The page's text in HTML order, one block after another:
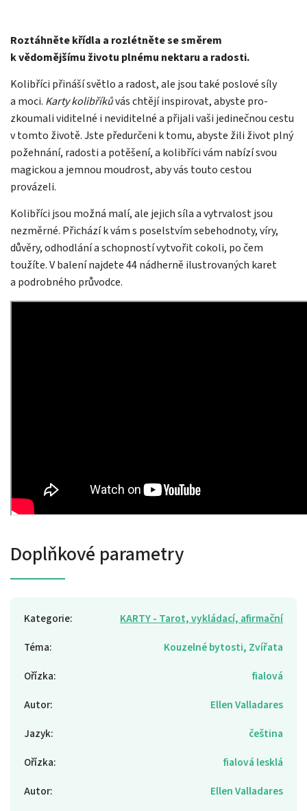
Roztáhněte křídla a rozlétněte se směrem
k vědomějšímu životu plnému nektaru a radosti.
Kolibříci přináší světlo a radost, ale jsou také poslové síly
a moci. Karty kolibříkůvás chtějí inspirovat, abyste pro­
zkoumali viditelné i neviditelné a přijali vaši jedinečnou cestu
v tomto životě. Jste předurčeni k tomu, abyste žili život plný
požehnání, radosti a potěšení, a kolibříci vám nabízí svou
magickou a jemnou moudrost, aby vás touto cestou
provázeli.
Kolibříci jsou možná malí, ale jejich síla a vytrvalost jsou
nezměrné. Přichází k vám s poselstvím sebehodnoty, víry,
důvěry, odhodlání a schopností vytvořit cokoli, po čem
toužíte. V balení najdete 44 nádherně ilustrovaných karet
a podrobného průvodce.
Doplňkové parametry
Kategorie:
KARTY - Tarot, vykládací, afirmační
Téma:
Kouzelné bytosti, Zvířata
Ořízka:
fialová
Autor:
Ellen Valladares
Jazyk:
čeština
Ořízka:
fialová lesklá
Autor:
Ellen Valladares